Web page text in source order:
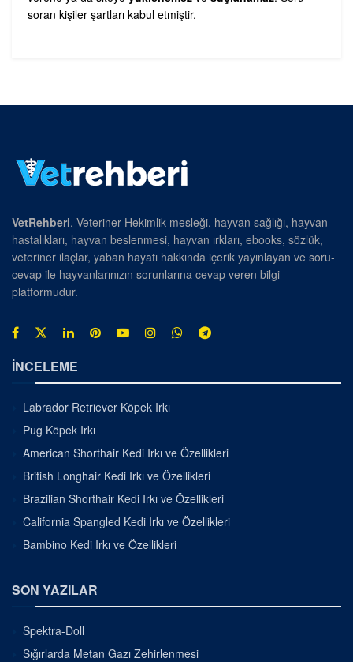
soran kişiler şartları kabul etmiştir.
VetRehberi, Veteriner Hekimlik mesleği, hayvan sağlığı, hayvan
hastalıkları, hayvan beslenmesi, hayvan ırkları, ebooks, sözlük,
veteriner ilaçlar, yaban hayatı hakkında içerik yayınlayan ve soru-
cevap ile hayvanlarınızın sorunlarına cevap veren bilgi
platformudur.
İNCELEME
Labrador Retriever Köpek Irkı
Pug Köpek Irkı
American Shorthair Kedi Irkı ve Özellikleri
British Longhair Kedi Irkı ve Özellikleri
Brazilian Shorthair Kedi Irkı ve Özellikleri
California Spangled Kedi Irkı ve Özellikleri
Bambino Kedi Irkı ve Özellikleri
SON YAZILAR
Spektra-Doll
Sığırlarda Metan Gazı Zehirlenmesi